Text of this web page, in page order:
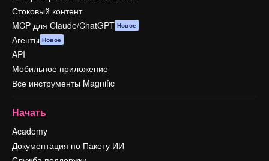
Стоковый контент
MCP для Claude/ChatGPT Новое
Агенты Новое
API
Мобильное приложение
Все инструменты Magnific
Начать
Academy
Документация по Пакету ИИ